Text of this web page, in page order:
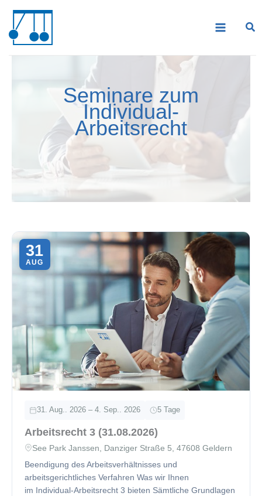
Zum
Inhalt
springen
Seminare zum
Individual-
Arbeitsrecht
31
AUG
31. Aug.. 2026 – 4. Sep.. 2026 5 Tage
Arbeitsrecht 3 (31.08.2026)
See Park Janssen, Danziger Straße 5, 47608 Geldern
Beendigung des Arbeitsverhältnisses und
arbeitsgerichtliches Verfahren Was wir Ihnen
im Individual-Arbeitsrecht 3 bieten Sämtliche Grundlagen